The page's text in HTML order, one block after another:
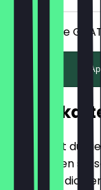
Erhalte eine
Speisekarte
Hier findest du
aktualisieren
weißt, was dich